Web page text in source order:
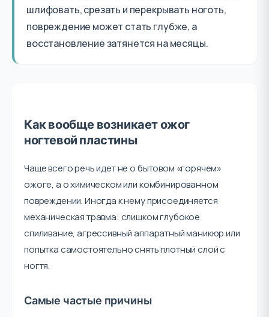
шлифовать, срезать и перекрывать ноготь,
повреждение может стать глубже, а
восстановление затянется на месяцы.
Как вообще возникает ожог
ногтевой пластины
Чаще всего речь идет не о бытовом «горячем»
ожоге, а о химическом или комбинированном
повреждении. Иногда к нему присоединяется
механическая травма: слишком глубокое
спиливание, агрессивный аппаратный маникюр или
попытка самостоятельно снять плотный слой с
ногтя.
Самые частые причины